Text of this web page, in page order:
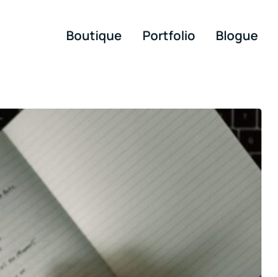
Boutique Portfolio Blogue